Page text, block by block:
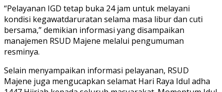
“Pelayanan IGD tetap buka 24 jam untuk melayani
kondisi kegawatdaruratan selama masa libur dan cuti
bersama,” demikian informasi yang disampaikan
manajemen RSUD Majene melalui pengumuman
resminya.
Selain menyampaikan informasi pelayanan, RSUD
Majene juga mengucapkan selamat Hari Raya Idul adha